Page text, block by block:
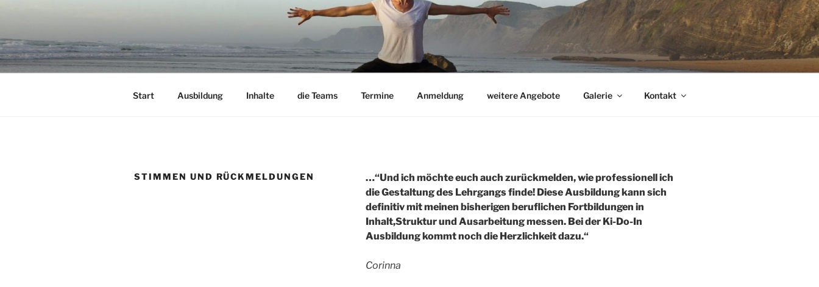
springen
Start Ausbildung Inhalte die Teams Termine Anmeldung weitere Angebote Galerie Kontakt
STIMMEN UND RÜCKMELDUNGEN
…“Und ich möchte euch auch zurückmelden, wie professionell ich
die Gestaltung des Lehrgangs finde! Diese Ausbildung kann sich
definitiv mit meinen bisherigen beruflichen Fortbildungen in
Inhalt,Struktur und Ausarbeitung messen. Bei der Ki-Do-In
Ausbildung kommt noch die Herzlichkeit dazu.“
Corinna